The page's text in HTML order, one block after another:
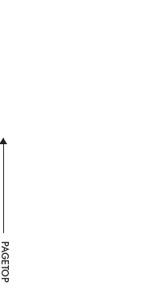
PAGETOP